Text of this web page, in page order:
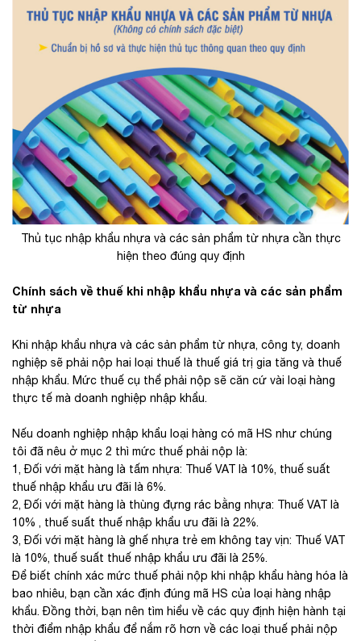
Thủ tục nhập khẩu nhựa và các sản phẩm từ nhựa cần thực
hiện theo đúng quy định
Chính sách về thuế khi nhập khẩu nhựa và các sản phẩm
từ nhựa
Khi nhập khẩu nhựa và các sản phẩm từ nhựa, công ty, doanh
nghiệp sẽ phải nộp hai loại thuế là thuế giá trị gia tăng và thuế
nhập khẩu. Mức thuế cụ thể phải nộp sẽ căn cứ vài loại hàng
thực tế mà doanh nghiệp nhập khẩu.
Nếu doanh nghiệp nhập khẩu loại hàng có mã HS như chúng
tôi đã nêu ở mục 2 thì mức thuế phải nộp là:
1, Đối với mặt hàng là tấm nhựa: Thuế VAT là 10%, thuế suất
thuế nhập khẩu ưu đãi là 6%.
2, Đối với mặt hàng là thùng đựng rác bằng nhựa: Thuế VAT là
10% , thuế suất thuế nhập khẩu ưu đãi là 22%.
3, Đối với mặt hàng là ghế nhựa trẻ em không tay vịn: Thuế VAT
là 10%, thuế suất thuế nhập khẩu ưu đãi là 25%.
Để biết chính xác mức thuế phải nộp khi nhập khẩu hàng hóa là
bao nhiêu, bạn cần xác định đúng mã HS của loại hàng nhập
khẩu. Đồng thời, bạn nên tìm hiểu về các quy định hiện hành tại
thời điểm nhập khẩu để nắm rõ hơn về các loại thuế phải nộp